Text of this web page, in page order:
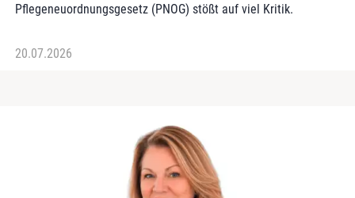
Pflegeneuordnungsgesetz (PNOG) stößt auf viel Kritik.
20.07.2026